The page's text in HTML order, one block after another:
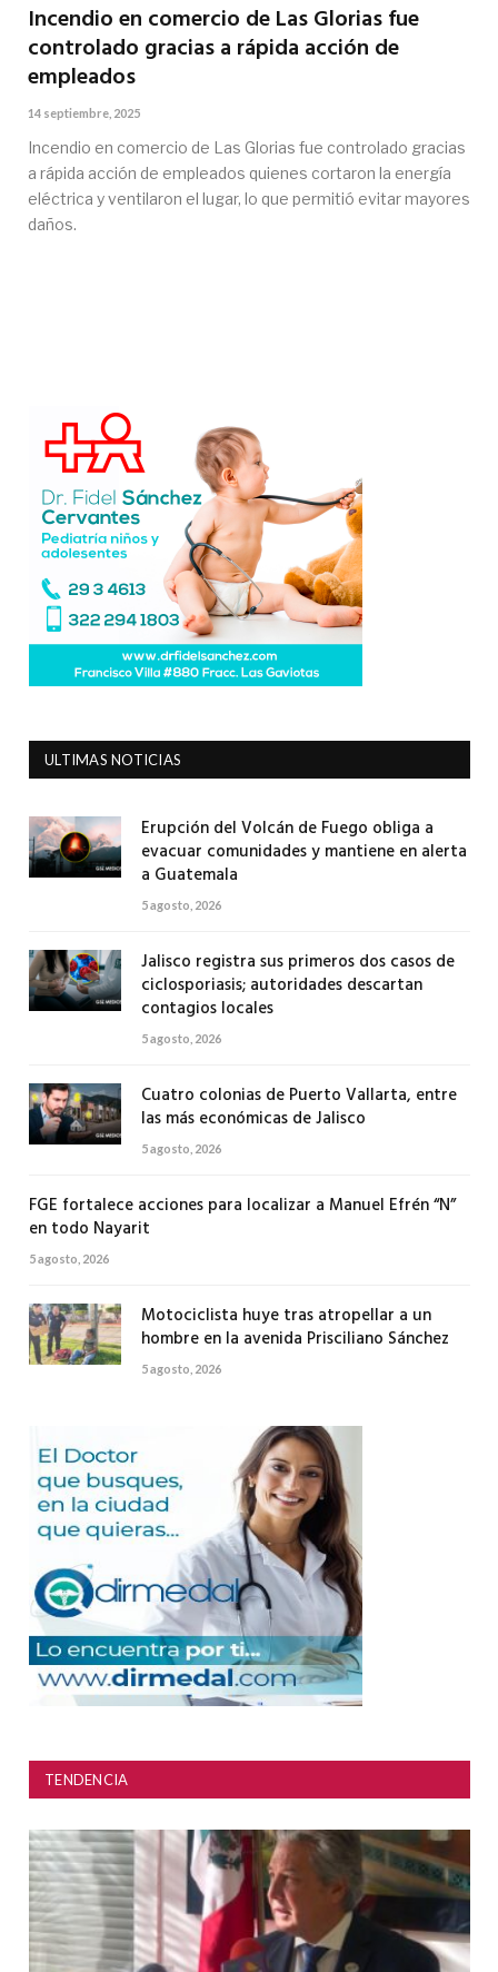
Incendio en comercio de Las Glorias fue
controlado gracias a rápida acción de
empleados
14 septiembre, 2025
Incendio en comercio de Las Glorias fue controlado gracias
a rápida acción de empleados quienes cortaron la energía
eléctrica y ventilaron el lugar, lo que permitió evitar mayores
daños.
ULTIMAS NOTICIAS
Erupción del Volcán de Fuego obliga a
evacuar comunidades y mantiene en alerta
a Guatemala
5 agosto, 2026
Jalisco registra sus primeros dos casos de
ciclosporiasis; autoridades descartan
contagios locales
5 agosto, 2026
Cuatro colonias de Puerto Vallarta, entre
las más económicas de Jalisco
5 agosto, 2026
FGE fortalece acciones para localizar a Manuel Efrén “N”
en todo Nayarit
5 agosto, 2026
Motociclista huye tras atropellar a un
hombre en la avenida Prisciliano Sánchez
5 agosto, 2026
TENDENCIA